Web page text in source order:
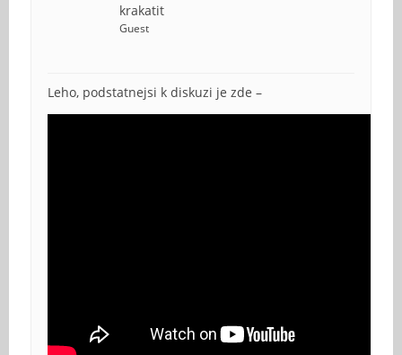
krakatit
Guest
Leho, podstatnejsi k diskuzi je zde –